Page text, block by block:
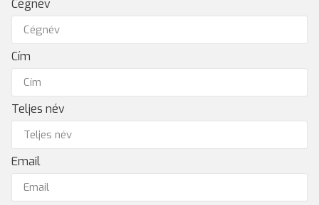
Cégnév
Cím
Teljes név
Email